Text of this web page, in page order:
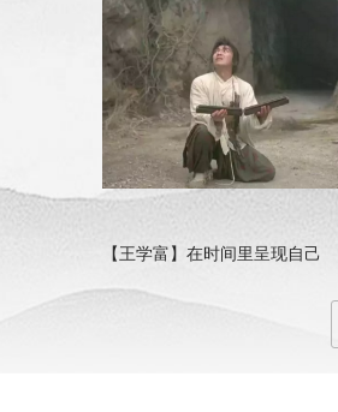
【王学富】在时间里呈现自己